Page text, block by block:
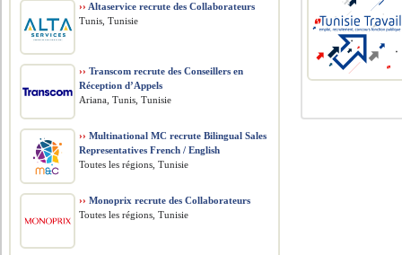
›› Altaservice recrute des Collaborateurs
Tunis, Tunisie
›› Transcom recrute des Conseillers en
Réception d’Appels
Ariana, Tunis, Tunisie
›› Multinational MC recrute Bilingual Sales
Representatives French / English
Toutes les régions, Tunisie
›› Monoprix recrute des Collaborateurs
Toutes les régions, Tunisie